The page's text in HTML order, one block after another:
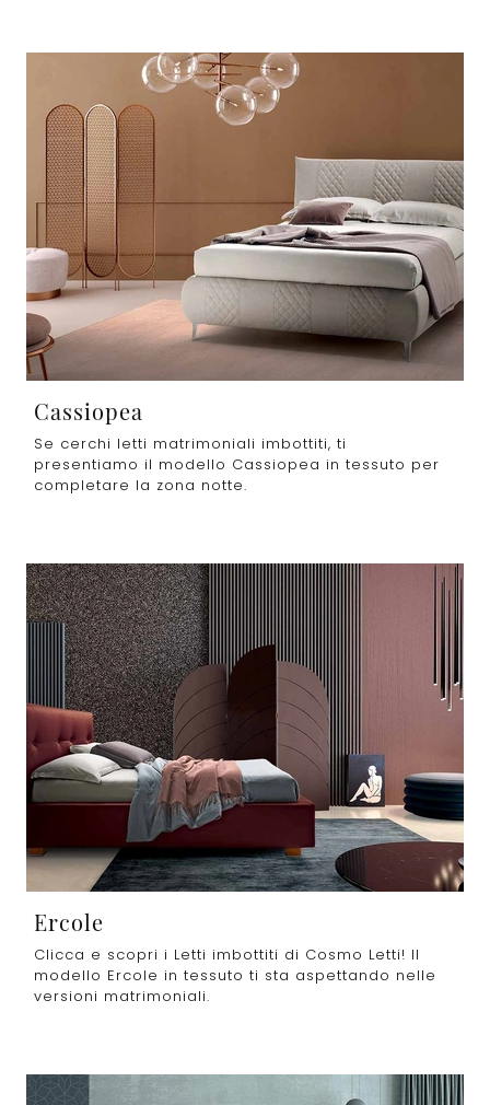
Cassiopea
Se cerchi letti matrimoniali imbottiti, ti
presentiamo il modello Cassiopea in tessuto per
completare la zona notte.
Ercole
Clicca e scopri i Letti imbottiti di Cosmo Letti! Il
modello Ercole in tessuto ti sta aspettando nelle
versioni matrimoniali.